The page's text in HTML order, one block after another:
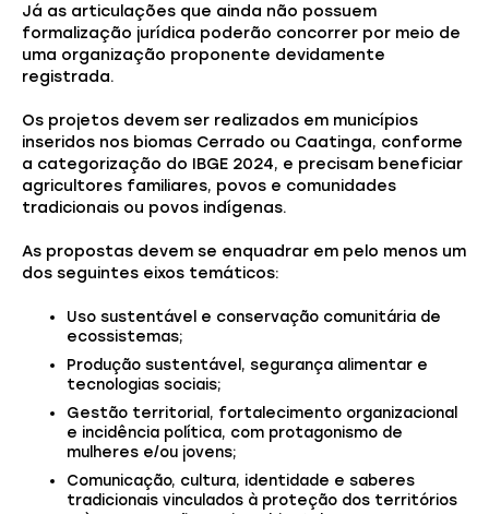
Já as articulações que ainda não possuem
formalização jurídica poderão concorrer por meio de
uma organização proponente devidamente
registrada.
Os projetos devem ser realizados em municípios
inseridos nos biomas Cerrado ou Caatinga, conforme
a categorização do IBGE 2024, e precisam beneficiar
agricultores familiares, povos e comunidades
tradicionais ou povos indígenas.
As propostas devem se enquadrar em pelo menos um
dos seguintes eixos temáticos:
Uso sustentável e conservação comunitária de
ecossistemas;
Produção sustentável, segurança alimentar e
tecnologias sociais;
Gestão territorial, fortalecimento organizacional
e incidência política, com protagonismo de
mulheres e/ou jovens;
Comunicação, cultura, identidade e saberes
tradicionais vinculados à proteção dos territórios